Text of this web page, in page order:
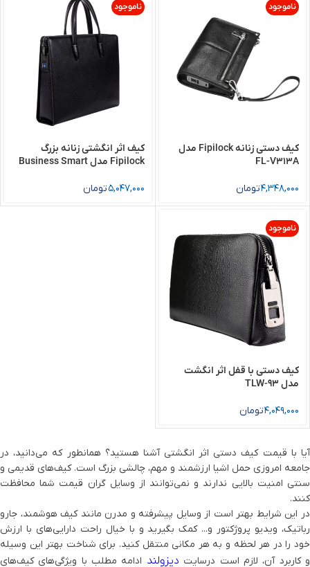
ناموجود
کیف دستی زنانه Fipilock مدل
FL-V313Aَ
4,348,000تومان
ناموجود
کیف اثر انگشتی زنانه بزرگ
Fipilock مدل Business Smart
5,047,000تومان
ناموجود
کیف دستی با قفل اثر انگشت
مدل TLW-93
4,049,000تومان
آیا با قیمت کیف دستی اثر انگشتی آشنا هستید؟ همانطور که می‌دانید، در
جامعه امروزی حمل اشیا ارزشمند و مهم، چالشی بزرگ است. کیف‌های قدیمی و
سنتی امنیت بالایی ندارند و نمی‌توانند از وسایل گران قیمت شما محافظت
کنند.
در این شرایط بهتر است از وسایل پیشرفته و مدرن مانند کیف هوشمند، جارو
رباتیک، ویدیو پروژکتور و... کمک بگیرید و با خیال راحت دارایی‌های با ارزش
خود را در هر لحظه و به هر مکانی منتقل کنید. برای شناخت بهتر این وسیله
و کاربرد آن، لازم است درسایت دیزولند ادامه مطلب با ویژگی‌های کیف‌های